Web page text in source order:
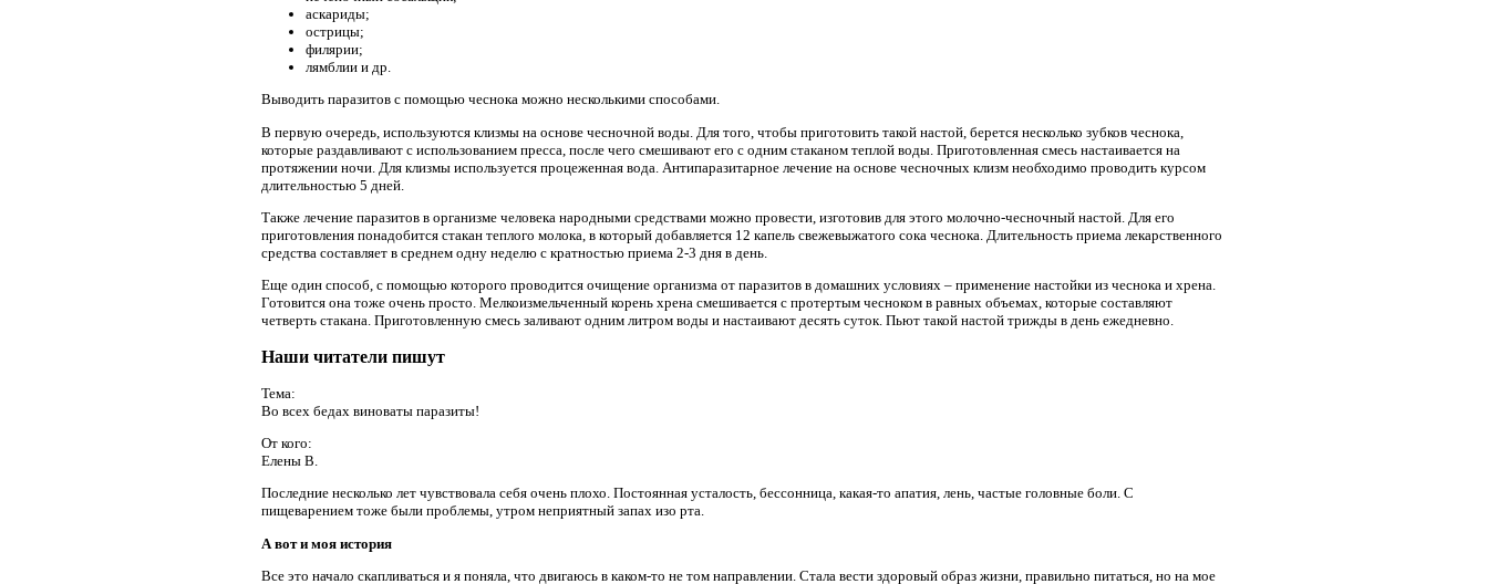
аскариды;
острицы;
филярии;
лямблии и др.
Выводить паразитов с помощью чеснока можно несколькими способами.
В первую очередь, используются клизмы на основе чесночной воды. Для того, чтобы приготовить такой настой, берется несколько зубков чеснока,
которые раздавливают с использованием пресса, после чего смешивают его с одним стаканом теплой воды. Приготовленная смесь настаивается на
протяжении ночи. Для клизмы используется процеженная вода. Антипаразитарное лечение на основе чесночных клизм необходимо проводить курсом
длительностью 5 дней.
Также лечение паразитов в организме человека народными средствами можно провести, изготовив для этого молочно-чесночный настой. Для его
приготовления понадобится стакан теплого молока, в который добавляется 12 капель свежевыжатого сока чеснока. Длительность приема лекарственного
средства составляет в среднем одну неделю с кратностью приема 2-3 дня в день.
Еще один способ, с помощью которого проводится очищение организма от паразитов в домашних условиях – применение настойки из чеснока и хрена.
Готовится она тоже очень просто. Мелкоизмельченный корень хрена смешивается с протертым чесноком в равных объемах, которые составляют
четверть стакана. Приготовленную смесь заливают одним литром воды и настаивают десять суток. Пьют такой настой трижды в день ежедневно.
Наши читатели пишут
Тема:
Во всех бедах виноваты паразиты!
От кого:
Елены В.
Последние несколько лет чувствовала себя очень плохо. Постоянная усталость, бессонница, какая-то апатия, лень, частые головные боли. С
пищеварением тоже были проблемы, утром неприятный запах изо рта.
А вот и моя история
Все это начало скапливаться и я поняла, что двигаюсь в каком-то не том направлении. Стала вести здоровый образ жизни, правильно питаться, но на мое